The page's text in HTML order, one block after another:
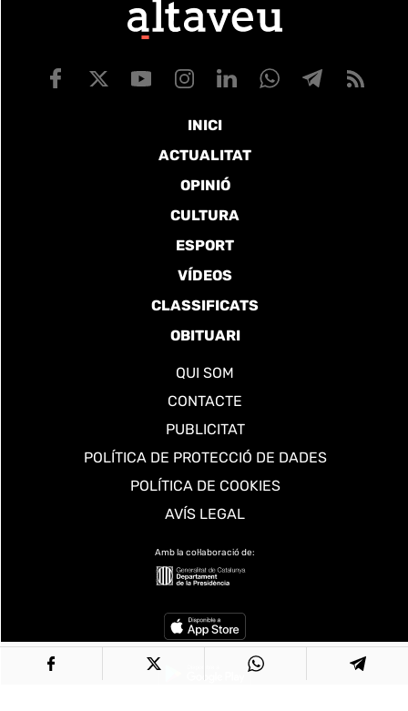
INICI
ACTUALITAT
OPINIÓ
CULTURA
ESPORT
VÍDEOS
CLASSIFICATS
OBITUARI
QUI SOM
CONTACTE
PUBLICITAT
POLÍTICA DE PROTECCIÓ DE DADES
POLÍTICA DE COOKIES
AVÍS LEGAL
Amb la col·laboració de: